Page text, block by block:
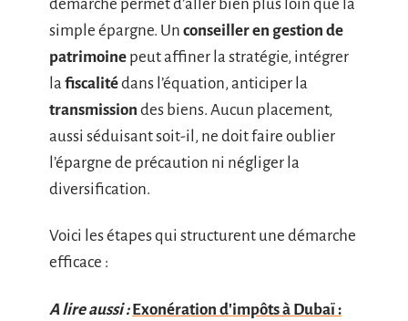
démarche permet d’aller bien plus loin que la
simple épargne. Un conseiller en gestion de
patrimoine peut affiner la stratégie, intégrer
la fiscalitédans l’équation, anticiper la
transmission des biens. Aucun placement,
aussi séduisant soit-il, ne doit faire oublier
l’épargne de précaution ni négliger la
diversification.
Voici les étapes qui structurent une démarche
efficace :
A lire aussi : Exonération d'impôts à Dubaï :